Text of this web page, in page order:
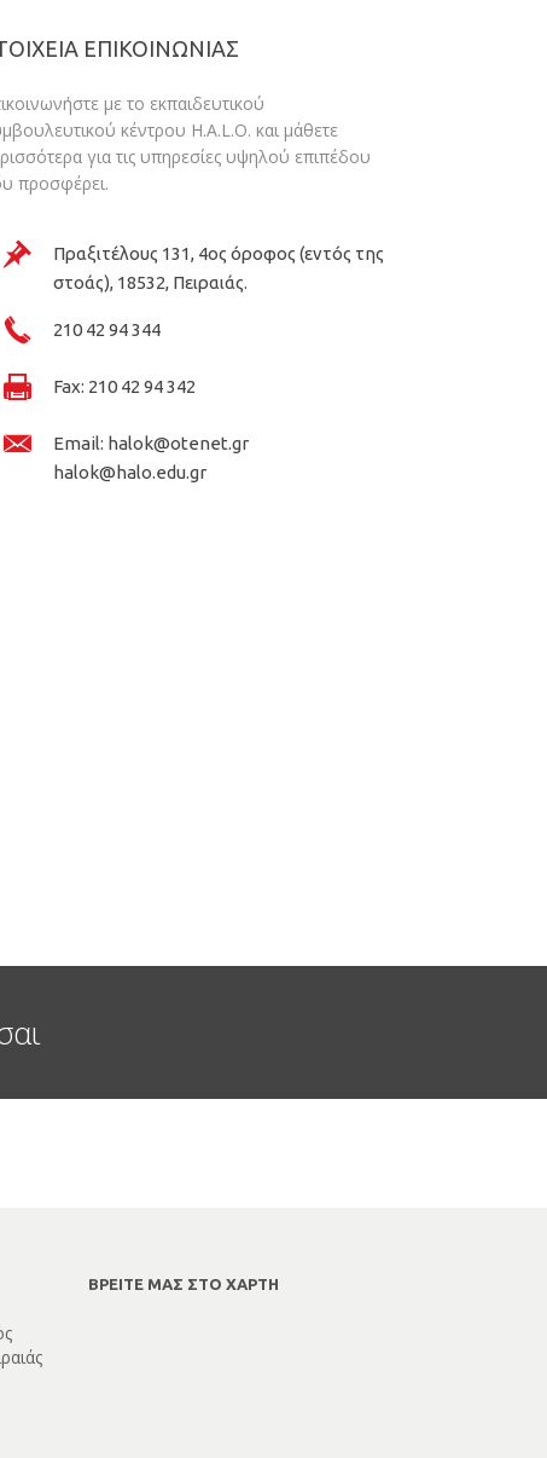
ΕΠΙΚΟΙΝΩΝΙΑΣ
με το εκπαιδευτικού
κέντρου H.A.L.O. και μάθετε
για τις υπηρεσίες υψηλού επιπέδου
προσφέρει.
Πραξιτέλους 131, 4ος όροφος (εντός της
στοάς), 18532, Πειραιάς.
210 42 94 344
Fax: 210 42 94 342
Email: halok@otenet.gr
halok@halo.edu.gr
ΒΡΕΙΤΕ ΜΑΣ ΣΤΟ ΧΑΡΤΗ